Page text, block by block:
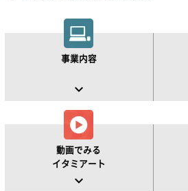
事業内容
keyboard_arrow_down
動画でみる
イタミアート
keyboard_arrow_down